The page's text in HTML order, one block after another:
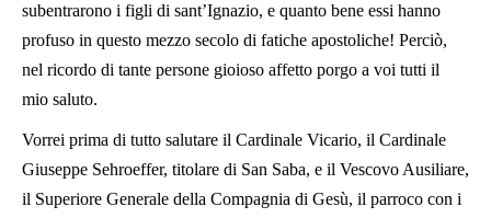
subentrarono i figli di sant’Ignazio, e quanto bene essi hanno
profuso in questo mezzo secolo di fatiche apostoliche! Perciò,
nel ricordo di tante persone gioioso affetto porgo a voi tutti il
mio saluto.
Vorrei prima di tutto salutare il Cardinale Vicario, il Cardinale
Giuseppe Sehroeffer, titolare di San Saba, e il Vescovo Ausiliare,
il Superiore Generale della Compagnia di Gesù, il parroco con i